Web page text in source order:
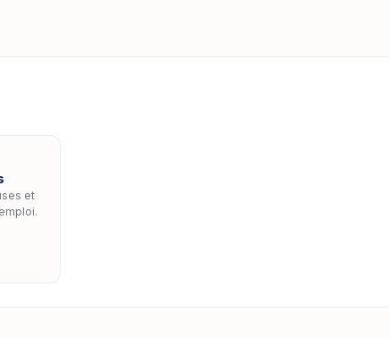
et